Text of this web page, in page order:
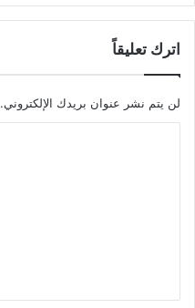
اترك تعليقاً
لن يتم نشر عنوان بريدك الإلكتروني.
ق